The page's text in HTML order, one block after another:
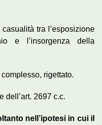
tra l’esposizione
e l’insorgenza della
rigettato.
dell’art. 2697 c.c.
nell’ipotesi in cui il